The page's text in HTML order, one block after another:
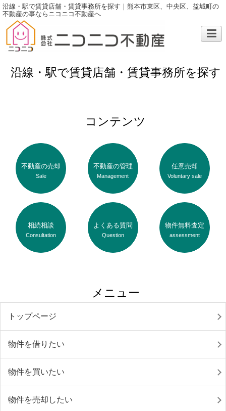
沿線・駅で賃貸店舗・賃貸事務所を探す｜熊本市東区、中央区、益城町の
不動産の事ならニコニコ不動産へ
沿線・駅で賃貸店舗・賃貸事務所を探す
コンテンツ
不動産の売却
Sale
不動産の管理
Management
任意売却
Voluntary sale
相続相談
Consultation
よくある質問
Question
物件無料査定
assessment
メニュー
トップページ
物件を借りたい
物件を買いたい
物件を売却したい